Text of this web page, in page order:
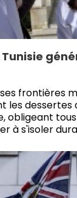
frontières
les dessertes
obligeant
à s'isoler